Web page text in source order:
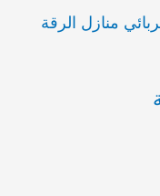
منازل الرقة